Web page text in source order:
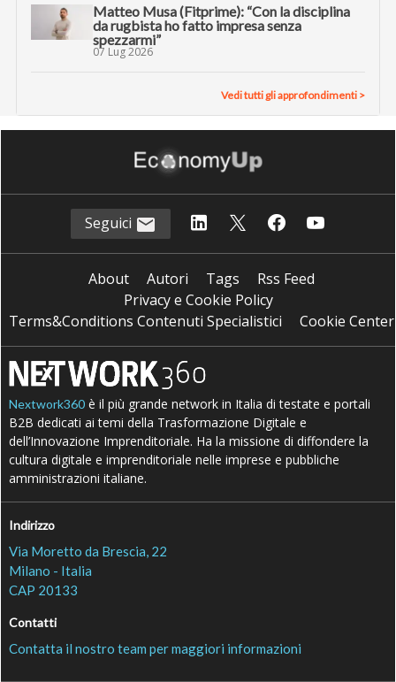
Matteo Musa (Fitprime): “Con la disciplina
da rugbista ho fatto impresa senza
spezzarmi”
07 Lug 2026
Vedi tutti gli approfondimenti >
Seguici
About Autori Tags
Rss Feed
Privacy e Cookie Policy
Terms&Conditions Contenuti Specialistici
Cookie Center
Nextwork360 è il più grande network in Italia di testate e portali
B2B dedicati ai temi della Trasformazione Digitale e
dell’Innovazione Imprenditoriale. Ha la missione di diffondere la
cultura digitale e imprenditoriale nelle imprese e pubbliche
amministrazioni italiane.
Indirizzo
Via Moretto da Brescia, 22
Milano - Italia
CAP 20133
Contatti
Contatta il nostro team per maggiori informazioni